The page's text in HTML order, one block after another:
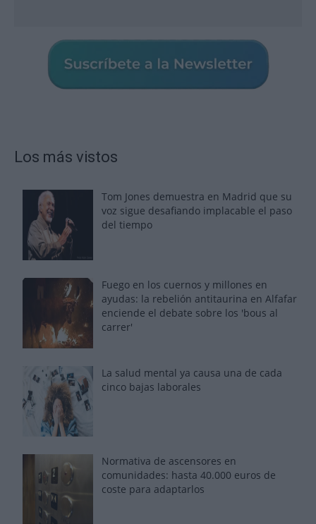
Los más vistos
Tom Jones demuestra en Madrid que su
voz sigue desafiando implacable el paso
del tiempo
Fuego en los cuernos y millones en
ayudas: la rebelión antitaurina en Alfafar
enciende el debate sobre los 'bous al
carrer'
La salud mental ya causa una de cada
cinco bajas laborales
Normativa de ascensores en
comunidades: hasta 40.000 euros de
coste para adaptarlos